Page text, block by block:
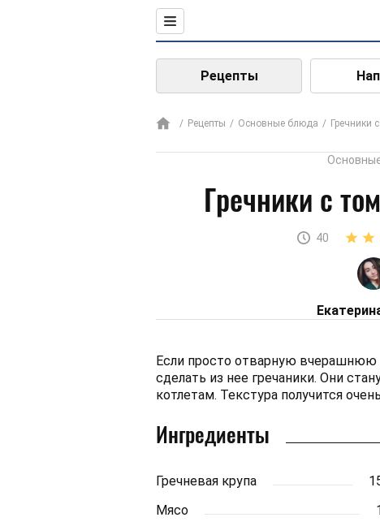
Рецепты
Рецепты Основные блюда Гречники
Гречники с
40
Если просто отварную
сделать из нее гречаники. Они
котлетам. Текстура получится
Ингредиенты
Гречневая крупа
Мясо